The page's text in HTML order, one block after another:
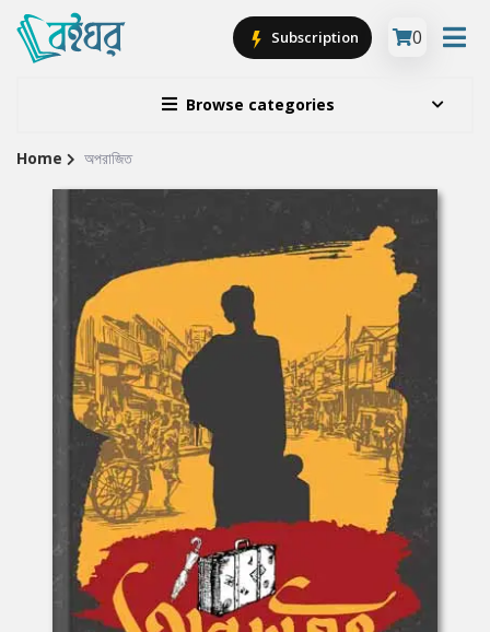
Browse categories
Subscription 0
Site
Home অপরাজিত